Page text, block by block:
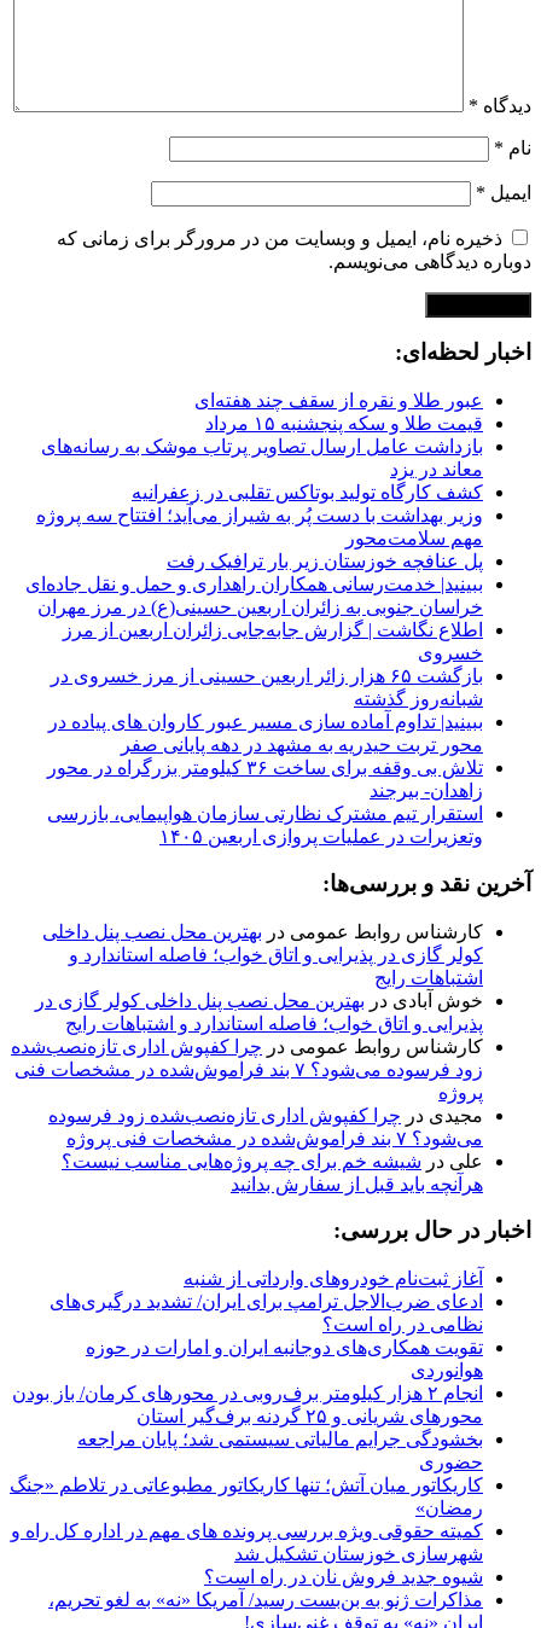
دیدگاه *
نام *
ایمیل *
ذخیره نام، ایمیل و وبسایت من در مرورگر برای زمانی که
دوباره دیدگاهی می‌نویسم.
اخبار لحظه‌ای:
عبور طلا و نقره از سقف چند هفته‌ای
قیمت طلا و سکه پنجشنبه ۱۵ مرداد
بازداشت عامل ارسال تصاویر پرتاب موشک به رسانه‌های
معاند در یزد
کشف کارگاه تولید بوتاکس تقلبی در زعفرانیه
وزیر بهداشت با دست پُر به شیراز می‌آید؛ افتتاح سه پروژه
مهم سلامت‌محور
پل عنافچه خوزستان زیر بار ترافیک رفت
ببینید| خدمت‌رسانی همکاران راهداری و حمل و نقل جاده‌ای
خراسان جنوبی به زائران اربعین حسینی(ع) در مرز مهران
️اطلاع نگاشت | گزارش جابه‌جایی زائران اربعین از مرز
خسروی
️بازگشت ۶۵ هزار زائر اربعین حسینی از مرز خسروی در
شبانه‌روز گذشته
ببینید| تداوم آماده سازی مسیر عبور کاروان های پیاده در
محور تربت حیدریه به مشهد در دهه پایانی صفر
تلاش بی وقفه برای ساخت ۳۶ کیلومتر بزرگراه در محور
زاهدان- بیرجند
استقرار تیم مشترک نظارتی سازمان هواپیمایی، بازرسی
وتعزیرات در عملیات پروازی اربعین ۱۴۰۵
آخرین نقد و بررسی‌ها:
کارشناس روابط عمومی در بهترین محل نصب پنل داخلی
کولر گازی در پذیرایی و اتاق خواب؛ فاصله استاندارد و
اشتباهات رایج
خوش آبادی در بهترین محل نصب پنل داخلی کولر گازی در
پذیرایی و اتاق خواب؛ فاصله استاندارد و اشتباهات رایج
کارشناس روابط عمومی در چرا کفپوش اداری تازه‌نصب‌شده
زود فرسوده می‌شود؟ ۷ بند فراموش‌شده در مشخصات فنی
پروژه
مجیدی در چرا کفپوش اداری تازه‌نصب‌شده زود فرسوده
می‌شود؟ ۷ بند فراموش‌شده در مشخصات فنی پروژه
علی در شیشه خم برای چه پروژه‌هایی مناسب نیست؟
هرآنچه باید قبل از سفارش بدانید
اخبار در حال بررسی:
آغاز ثبت‌نام خودروهای وارداتی از شنبه
ادعای ضرب‌الاجل ترامپ برای ایران/ تشدید درگیری‌های
نظامی در راه است؟
تقویت همکاری‌های دوجانبه ایران و امارات در حوزه
هوانوردی
انجام ۲ هزار کیلومتر برف‌روبی در محورهای کرمان/ باز بودن
محورهای شریانی و ۲۵ گردنه برف‌گیر استان
بخشودگی جرایم مالیاتی سیستمی شد؛ پایان مراجعه
حضوری
کاریکاتور میان آتش؛ تنها کاریکاتور مطبوعاتی در تلاطم «جنگ
رمضان»
کمیته حقوقی ویژه بررسی پرونده های مهم در اداره ‌کل راه و
شهرسازی خوزستان تشکیل شد
شیوه جدید فروش نان در راه است؟
مذاکرات ژنو به بن‌بست رسید/ آمریکا «نه» به لغو تحریم،
ایران «نه» به توقف غنی‌سازی!